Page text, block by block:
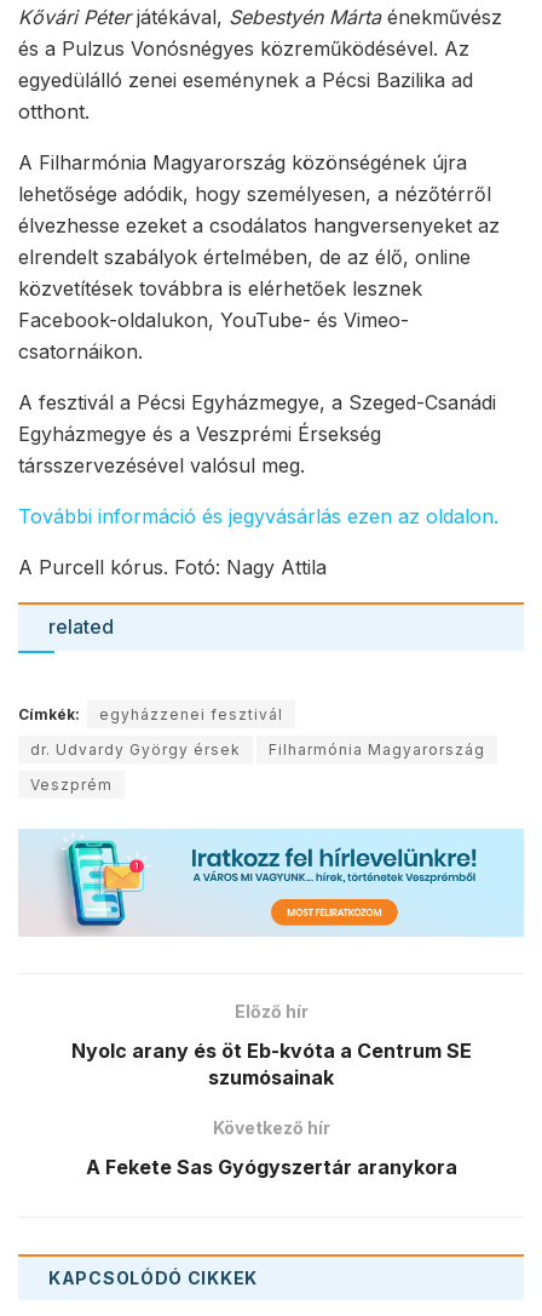
Kővári Péterjátékával, Sebestyén Mártaénekművész
és a Pulzus Vonósnégyes közreműködésével. Az
egyedülálló zenei eseménynek a Pécsi Bazilika ad
otthont.
A Filharmónia Magyarország közönségének újra
lehetősége adódik, hogy személyesen, a nézőtérről
élvezhesse ezeket a csodálatos hangversenyeket az
elrendelt szabályok értelmében, de az élő, online
közvetítések továbbra is elérhetőek lesznek
Facebook-oldalukon, YouTube- és Vimeo-
csatornáikon.
A fesztivál a Pécsi Egyházmegye, a Szeged-Csanádi
Egyházmegye és a Veszprémi Érsekség
társszervezésével valósul meg.
További információ és jegyvásárlás ezen az oldalon.
A Purcell kórus. Fotó: Nagy Attila
related
Címkék:
egyházzenei fesztivál
dr. Udvardy György érsek
Filharmónia Magyarország
Veszprém
Előző hír
Nyolc arany és öt Eb-kvóta a Centrum SE
szumósainak
Következő hír
A Fekete Sas Gyógyszertár aranykora
KAPCSOLÓDÓ CIKKEK